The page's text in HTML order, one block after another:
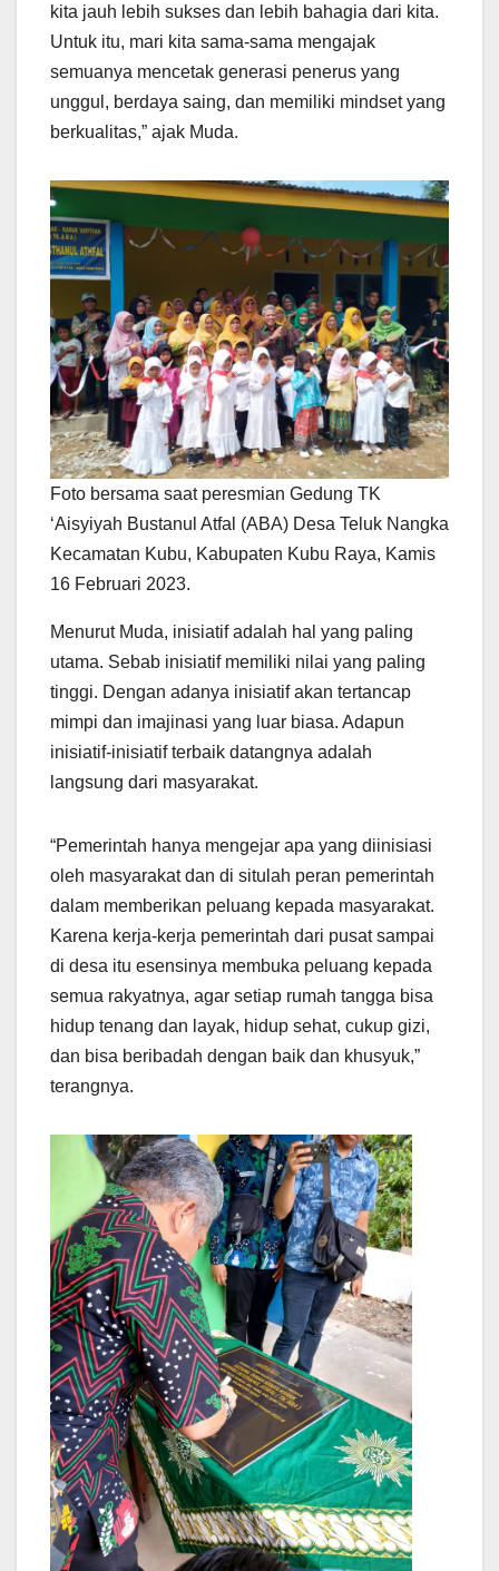
kita jauh lebih sukses dan lebih bahagia dari kita.
Untuk itu, mari kita sama-sama mengajak
semuanya mencetak generasi penerus yang
unggul, berdaya saing, dan memiliki mindset yang
berkualitas,” ajak Muda.
Foto bersama saat peresmian Gedung TK
‘Aisyiyah Bustanul Atfal (ABA) Desa Teluk Nangka
Kecamatan Kubu, Kabupaten Kubu Raya, Kamis
16 Februari 2023.
Menurut Muda, inisiatif adalah hal yang paling
utama. Sebab inisiatif memiliki nilai yang paling
tinggi. Dengan adanya inisiatif akan tertancap
mimpi dan imajinasi yang luar biasa. Adapun
inisiatif-inisiatif terbaik datangnya adalah
langsung dari masyarakat.
“Pemerintah hanya mengejar apa yang diinisiasi
oleh masyarakat dan di situlah peran pemerintah
dalam memberikan peluang kepada masyarakat.
Karena kerja-kerja pemerintah dari pusat sampai
di desa itu esensinya membuka peluang kepada
semua rakyatnya, agar setiap rumah tangga bisa
hidup tenang dan layak, hidup sehat, cukup gizi,
dan bisa beribadah dengan baik dan khusyuk,”
terangnya.